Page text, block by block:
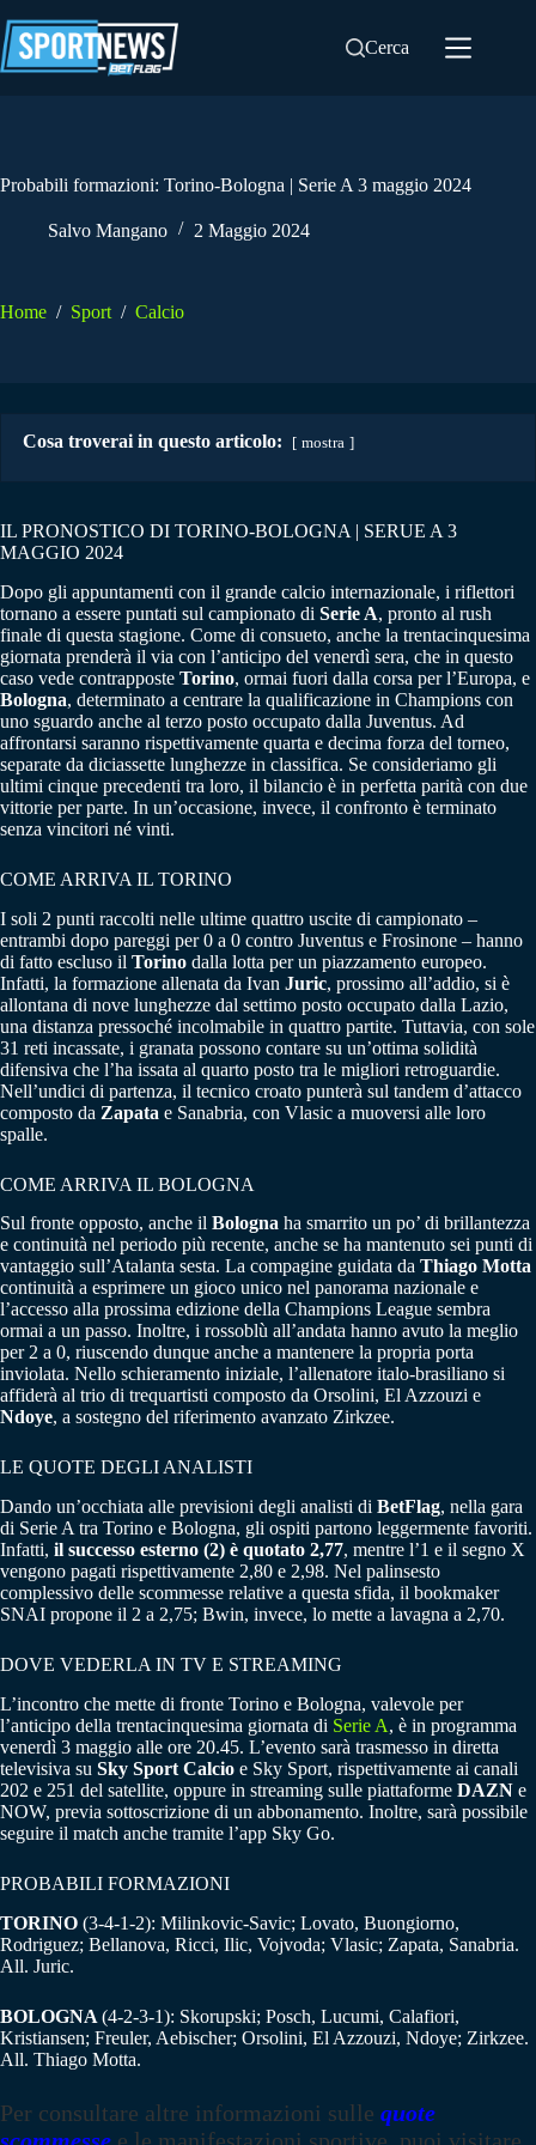
al
contenuto
Cerca
Probabili formazioni: Torino-Bologna | Serie A 3 maggio 2024
Salvo Mangano 2 Maggio 2024
Home / Sport / Calcio
Cosa troverai in questo articolo: mostra
IL PRONOSTICO DI TORINO-BOLOGNA | SERUE A 3
MAGGIO 2024
Dopo gli appuntamenti con il grande calcio internazionale, i riflettori
tornano a essere puntati sul campionato di Serie A, pronto al rush
finale di questa stagione. Come di consueto, anche la trentacinquesima
giornata prenderà il via con l’anticipo del venerdì sera, che in questo
caso vede contrapposte Torino, ormai fuori dalla corsa per l’Europa, e
Bologna, determinato a centrare la qualificazione in Champions con
uno sguardo anche al terzo posto occupato dalla Juventus. Ad
affrontarsi saranno rispettivamente quarta e decima forza del torneo,
separate da diciassette lunghezze in classifica. Se consideriamo gli
ultimi cinque precedenti tra loro, il bilancio è in perfetta parità con due
vittorie per parte. In un’occasione, invece, il confronto è terminato
senza vincitori né vinti.
COME ARRIVA IL TORINO
I soli 2 punti raccolti nelle ultime quattro uscite di campionato –
entrambi dopo pareggi per 0 a 0 contro Juventus e Frosinone – hanno
di fatto escluso il Torino dalla lotta per un piazzamento europeo.
Infatti, la formazione allenata da Ivan Juric, prossimo all’addio, si è
allontana di nove lunghezze dal settimo posto occupato dalla Lazio,
una distanza pressoché incolmabile in quattro partite. Tuttavia, con sole
31 reti incassate, i granata possono contare su un’ottima solidità
difensiva che l’ha issata al quarto posto tra le migliori retroguardie.
Nell’undici di partenza, il tecnico croato punterà sul tandem d’attacco
composto da Zapata e Sanabria, con Vlasic a muoversi alle loro
spalle.
COME ARRIVA IL BOLOGNA
Sul fronte opposto, anche il Bologna ha smarrito un po’ di brillantezza
e continuità nel periodo più recente, anche se ha mantenuto sei punti di
vantaggio sull’Atalanta sesta. La compagine guidata da Thiago Motta
continuità a esprimere un gioco unico nel panorama nazionale e
l’accesso alla prossima edizione della Champions League sembra
ormai a un passo. Inoltre, i rossoblù all’andata hanno avuto la meglio
per 2 a 0, riuscendo dunque anche a mantenere la propria porta
inviolata. Nello schieramento iniziale, l’allenatore italo-brasiliano si
affiderà al trio di trequartisti composto da Orsolini, El Azzouzi e
Ndoye, a sostegno del riferimento avanzato Zirkzee.
LE QUOTE DEGLI ANALISTI
Dando un’occhiata alle previsioni degli analisti di BetFlag, nella gara
di Serie A tra Torino e Bologna, gli ospiti partono leggermente favoriti.
Infatti, il successo esterno (2) è quotato 2,77, mentre l’1 e il segno X
vengono pagati rispettivamente 2,80 e 2,98. Nel palinsesto
complessivo delle scommesse relative a questa sfida, il bookmaker
SNAI propone il 2 a 2,75; Bwin, invece, lo mette a lavagna a 2,70.
DOVE VEDERLA IN TV E STREAMING
L’incontro che mette di fronte Torino e Bologna, valevole per
l’anticipo della trentacinquesima giornata di Serie A, è in programma
venerdì 3 maggio alle ore 20.45. L’evento sarà trasmesso in diretta
televisiva su Sky Sport Calcio e Sky Sport, rispettivamente ai canali
202 e 251 del satellite, oppure in streaming sulle piattaforme DAZN e
NOW, previa sottoscrizione di un abbonamento. Inoltre, sarà possibile
seguire il match anche tramite l’app Sky Go.
PROBABILI FORMAZIONI
TORINO (3-4-1-2): Milinkovic-Savic; Lovato, Buongiorno,
Rodriguez; Bellanova, Ricci, Ilic, Vojvoda; Vlasic; Zapata, Sanabria.
All. Juric.
BOLOGNA (4-2-3-1): Skorupski; Posch, Lucumi, Calafiori,
Kristiansen; Freuler, Aebischer; Orsolini, El Azzouzi, Ndoye; Zirkzee.
All. Thiago Motta.
Per consultare altre informazioni sulle quote